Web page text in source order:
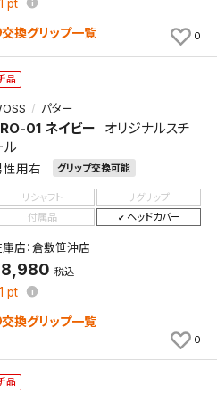
pt
交換グリップ一覧 0
品
パター
01 ネイビー
オリジナルスチ
ル
性用右 グリップ交換可能
リシャフト
リグリップ
付属品
ヘッドカバー
店：倉敷笹沖店
8,980 税込
pt
交換グリップ一覧
0
品
件を保存
内「保存検索条件一覧」に
指定することなく簡単に開
件を保存